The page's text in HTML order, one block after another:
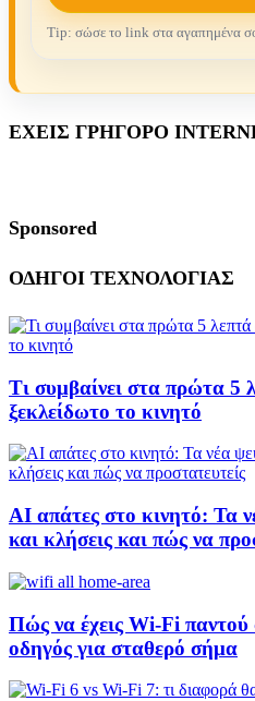
Tip: σώσε το link στα αγαπημένα
ΕΧΕΙΣ ΓΡΗΓΟΡΟ
Sponsored
ΟΔΗΓΟΙ ΤΕΧΝΟΛΟΓΙΑΣ
Τι συμβαίνει στα πρώτα 5
ξεκλείδωτο το κινητό
AI απάτες στο κινητό: Τα
και κλήσεις και πώς να
Πώς να έχεις Wi-Fi παντού
οδηγός για σταθερό σήμα